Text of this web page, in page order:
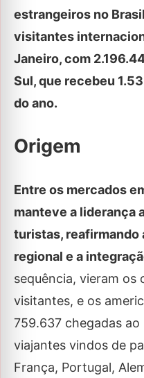
estrangeiros no
visitantes
Janeiro, com
Sul, que recebeu
do ano.
Origem
Entre os mercados
manteve a liderança
turistas, reafirmando
regional e a
sequência, vieram os
visitantes, e os
759.637 chegadas
viajantes vindos de
França, Portugal,